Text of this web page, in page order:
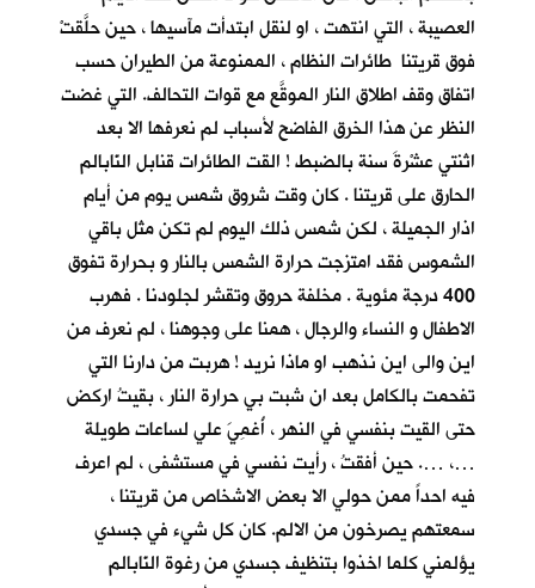
العصيبة ، التي انتهت ، او لنقل ابتدأت مآسيها ، حين حلَّقتْ
فوق قريتنا طائرات النظام ، الممنوعة من الطيران حسب
اتفاق وقف اطلاق النار الموقَّع مع قوات التحالف. التي غضت
النظر عن هذا الخرق الفاضح لأسباب لم نعرفها الا بعد
اثنتي عشْرةَ سنة بالضبط ! القت الطائرات قنابل النّابالم
الحارق على قريتنا . كان وقت شروق شمس يوم من أيام
اذار الجميلة ، لكن شمس ذلك اليوم لم تكن مثل باقي
الشموس فقد امتزجت حرارة الشمس بالنار و بحرارة تفوق
400 درجة مئوية . مخلفة حروق وتقشر لجلودنا . فهرب
الاطفال و النساء والرجال ، همنا على وجوهنا ، لم نعرف من
اين والى اين نذهب او ماذا نريد ! هربت من دارنا التي
تفحمت بالكامل بعد ان شبت بي حرارة النار ، بقيتُ اركض
حتى القيت بنفسي في النهر ، أُغمِيَ علي لساعات طويلة
…، …. حين أفقتُ ، رأيت نفسي في مستشفى ، لم اعرف
فيه احداً ممن حولي الا بعض الاشخاص من قريتنا ،
سمعتهم يصرخون من الالم. كان كل شيء في جسدي
يؤلمني كلما اخذوا بتنظيف جسدي من رغوة النّابالم